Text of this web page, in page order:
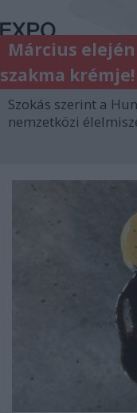
Március elején
szakma krémje!
Szokás szerint a
nemzetközi